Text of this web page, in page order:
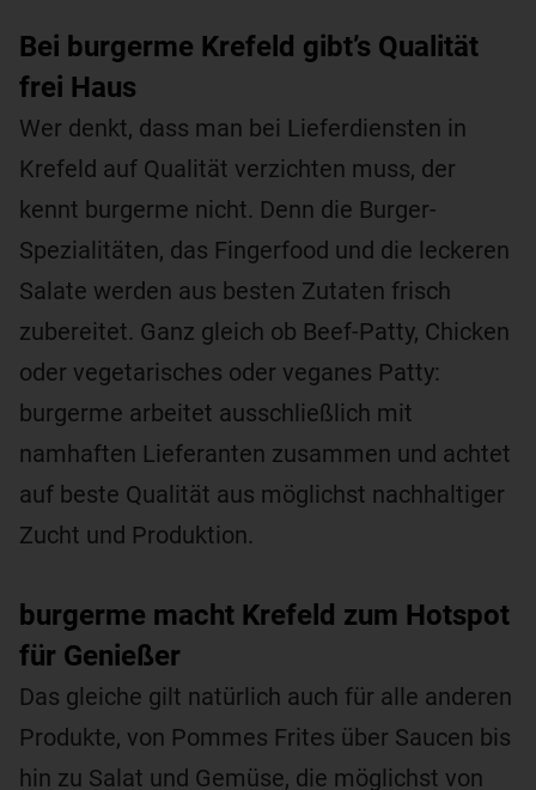
Bei burgerme Krefeld gibt’s Qualität
frei Haus
Wer denkt, dass man bei Lieferdiensten in
Krefeld auf Qualität verzichten muss, der
kennt burgerme nicht. Denn die Burger-
Spezialitäten, das Fingerfood und die leckeren
Salate werden aus besten Zutaten frisch
zubereitet. Ganz gleich ob Beef-Patty, Chicken
oder vegetarisches oder veganes Patty:
burgerme arbeitet ausschließlich mit
namhaften Lieferanten zusammen und achtet
auf beste Qualität aus möglichst nachhaltiger
Zucht und Produktion.
burgerme macht Krefeld zum Hotspot
für Genießer
Das gleiche gilt natürlich auch für alle anderen
Produkte, von Pommes Frites über Saucen bis
hin zu Salat und Gemüse, die möglichst von